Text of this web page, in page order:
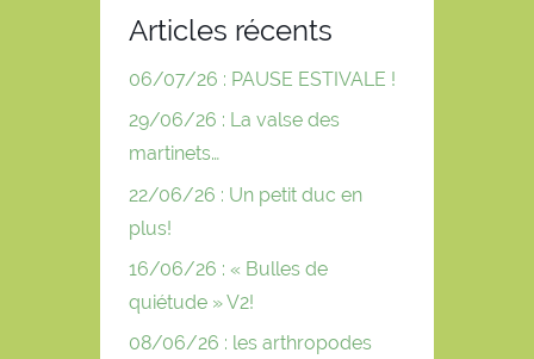
Articles récents
06/07/26 : PAUSE ESTIVALE !
29/06/26 : La valse des
martinets…
22/06/26 : Un petit duc en
plus!
16/06/26 : « Bulles de
quiétude » V2!
08/06/26 : les arthropodes